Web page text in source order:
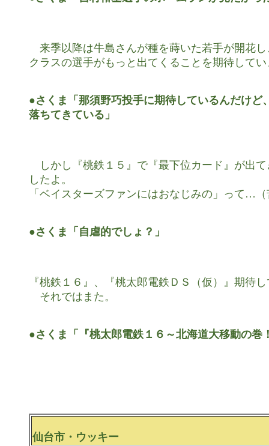
来季以降は牛島さんが種を蒔いた若手が開花
クラスの選手がもっと出てくることを期待して
●さくま「那須野巧投手に期待しているんだけど
落ちてきている」
しかし『桃鉄１５』で『最下位カード』が出
したよ。
「ベイスターズファンにはおなじみの」って…
●さくま「自虐的でしょ？」
『桃鉄１６』、『桃太郎電鉄ＤＳ（仮）』期待
それではまた。
●さくま「『桃太郎電鉄１６～北海道大移動の巻
仙台市・ウッキー